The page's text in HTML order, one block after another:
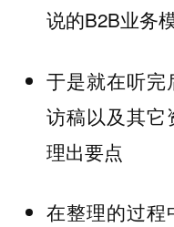
说的B2B业务
于是就在听完
访稿以及其它
理出要点
在整理的过程